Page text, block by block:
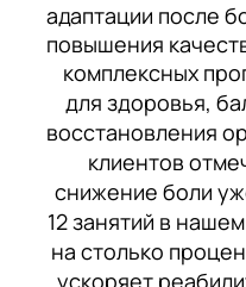
адаптации после
повышения
комплексных
для здоровья,
восстановления
клиентов
снижение боли
12 занятий в
на столько
ускоряет